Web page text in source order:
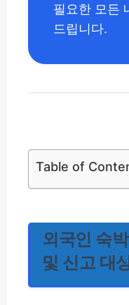
필요한 모든
드립니다.
Table of
외국인 숙
및 신고 대